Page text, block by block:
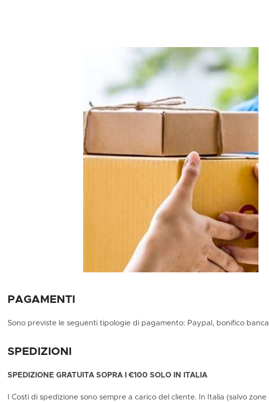
PAGAMENTI
Sono previste le seguenti tipologie di pagamento: Paypal, bonifico
SPEDIZIONI
SPEDIZIONE GRATUITA SOPRA I €100 SOLO IN ITALIA
I Costi di spedizione sono sempre a carico del cliente. In Italia (salvo